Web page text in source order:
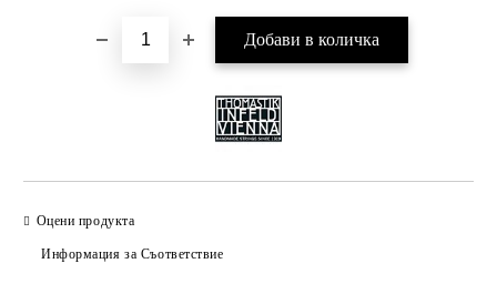
Оцени продукта
Информация за Съответствие